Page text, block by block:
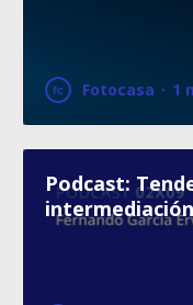
Fotocasa · 1
Podcast: